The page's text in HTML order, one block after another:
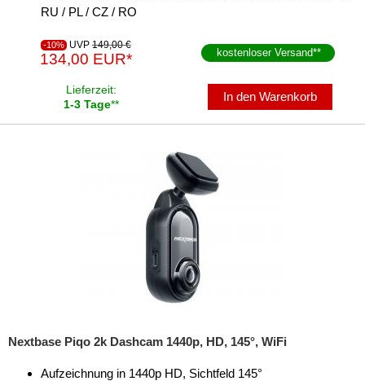
RU / PL / CZ / RO
-10% UVP 149,00 €
134,00 EUR* kostenloser Versand**
Lieferzeit:
1-3 Tage**
In den Warenkorb
Nextbase Piqo 2k Dashcam 1440p, HD, 145°, WiFi
Aufzeichnung in 1440p HD, Sichtfeld 145°